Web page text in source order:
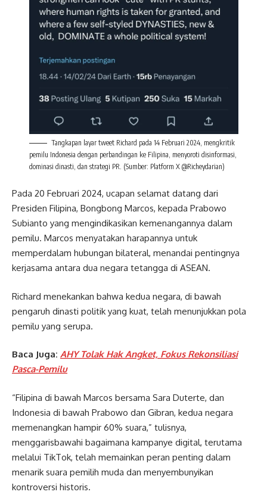
Tangkapan layar tweet Richard pada 14 Februari 2024, mengkritik
pemilu Indonesia dengan perbandingan ke Filipina, menyoroti disinformasi,
dominasi dinasti, dan strategi PR. (Sumber: Platform X @Richeydarian)
Pada 20 Februari 2024, ucapan selamat datang dari
Presiden Filipina, Bongbong Marcos, kepada Prabowo
Subianto yang mengindikasikan kemenangannya dalam
pemilu. Marcos menyatakan harapannya untuk
memperdalam hubungan bilateral, menandai pentingnya
kerjasama antara dua negara tetangga di ASEAN.
Richard menekankan bahwa kedua negara, di bawah
pengaruh dinasti politik yang kuat, telah menunjukkan pola
pemilu yang serupa.
Baca Juga: AHY Tolak Hak Angket, Fokus Rekonsiliasi
Pasca-Pemilu
“Filipina di bawah Marcos bersama Sara Duterte, dan
Indonesia di bawah Prabowo dan Gibran, kedua negara
memenangkan hampir 60% suara,” tulisnya,
menggarisbawahi bagaimana kampanye digital, terutama
melalui TikTok, telah memainkan peran penting dalam
menarik suara pemilih muda dan menyembunyikan
kontroversi historis.